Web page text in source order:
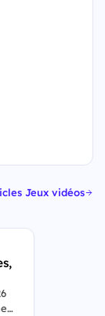
Jeux vidéos